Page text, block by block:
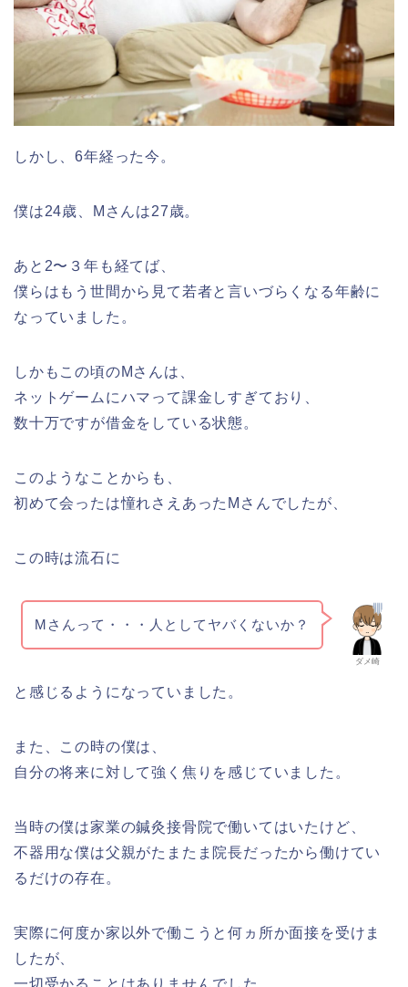
しかし、6年経った今。
僕は24歳、Mさんは27歳。
あと2〜３年も経てば、
僕らはもう世間から見て若者と言いづらくなる年齢に
なっていました。
しかもこの頃のMさんは、
ネットゲームにハマって課金しすぎており、
数十万ですが借金をしている状態。
このようなことからも、
初めて会ったは憧れさえあったMさんでしたが、
この時は流石に
ダメ崎
Mさんって・・・人としてヤバくないか？
と感じるようになっていました。
また、この時の僕は、
自分の将来に対して強く焦りを感じていました。
当時の僕は家業の鍼灸接骨院で働いてはいたけど、
不器用な僕は父親がたまたま院長だったから働けてい
るだけの存在。
実際に何度か家以外で働こうと何ヵ所か面接を受けま
したが、
一切受かることはありませんでした。